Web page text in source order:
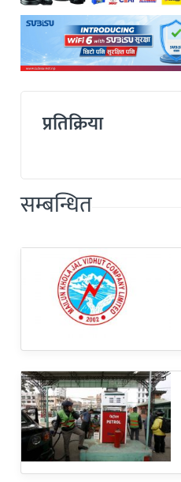
प्रतिक्रिया
सम्बन्धित